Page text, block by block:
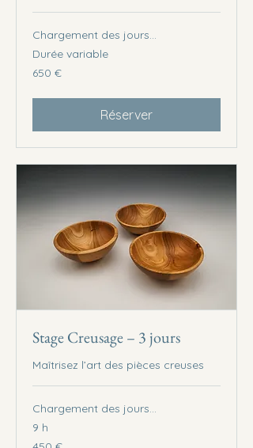
Chargement des jours...
Durée variable
650
euros
650 €
Réserver
Stage Creusage – 3 jours
Maîtrisez l’art des pièces creuses
Chargement des jours...
9 h